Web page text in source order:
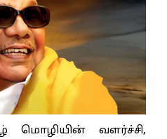
மொழியின் வளர்ச்சி,